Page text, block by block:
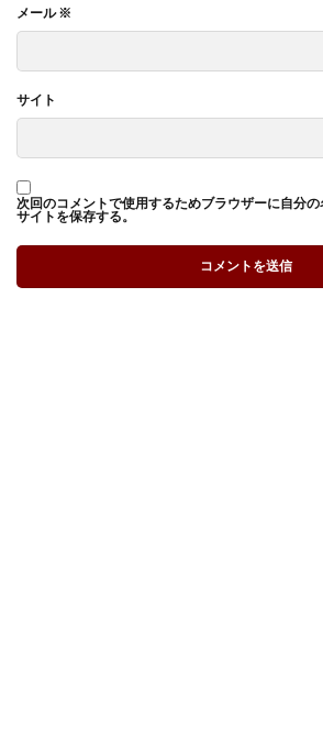
メール※
サイト
次回のコメントで使用するためブラウザーに自分の
サイトを保存する。